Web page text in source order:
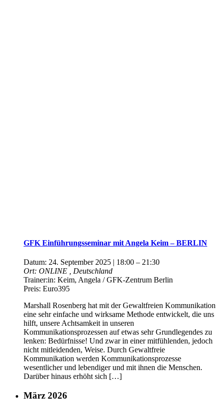
GFK Einführungsseminar mit Angela Keim – BERLIN
Datum: 24. September 2025 | 18:00 – 21:30
Ort: ONLINE
, Deutschland
Trainer:in: Keim, Angela / GFK-Zentrum Berlin
Preis: Euro395
Marshall Rosenberg hat mit der Gewaltfreien Kommunikation
eine sehr einfache und wirksame Methode entwickelt, die uns
hilft, unsere Achtsamkeit in unseren
Kommunikationsprozessen auf etwas sehr Grundlegendes zu
lenken: Bedürfnisse! Und zwar in einer mitfühlenden, jedoch
nicht mitleidenden, Weise. Durch Gewaltfreie
Kommunikation werden Kommunikationsprozesse
wesentlicher und lebendiger und mit ihnen die Menschen.
Darüber hinaus erhöht sich […]
März 2026